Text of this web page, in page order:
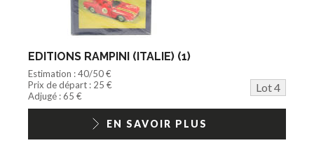
EDITIONS RAMPINI (ITALIE) (1)
Estimation : 40/50 €
Prix de départ : 25 €
Lot 4
Adjugé : 65 €
EN SAVOIR PLUS